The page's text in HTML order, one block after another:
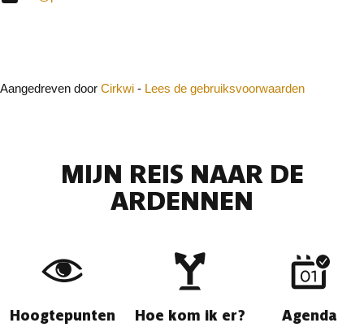
Aangedreven door Cirkwi - Lees de gebruiksvoorwaarden
MIJN REIS NAAR DE
ARDENNEN
Hoogtepunten Hoe kom ik er? Agenda